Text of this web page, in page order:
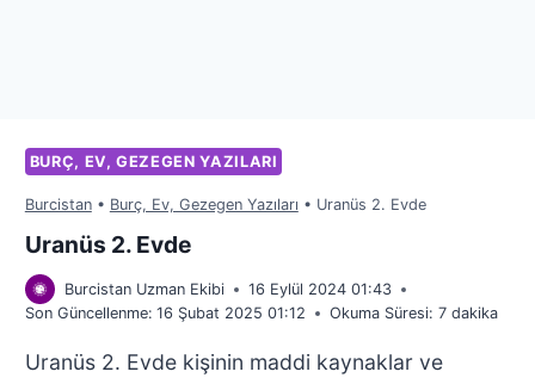
BURÇ, EV, GEZEGEN YAZILARI
Burcistan• Burç, Ev, Gezegen Yazıları • Uranüs 2. Evde
Uranüs 2. Evde
Burcistan Uzman Ekibi
16 Eylül 2024 01:43
Son Güncellenme: 16 Şubat 2025 01:12 Okuma Süresi: 7 dakika
Uranüs 2. Evde kişinin maddi kaynaklar ve